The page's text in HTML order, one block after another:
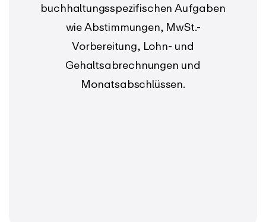
buchhaltungsspezifischen Aufgaben
wie Abstimmungen, MwSt.-
Vorbereitung, Lohn- und
Gehaltsabrechnungen und
Monatsabschlüssen.